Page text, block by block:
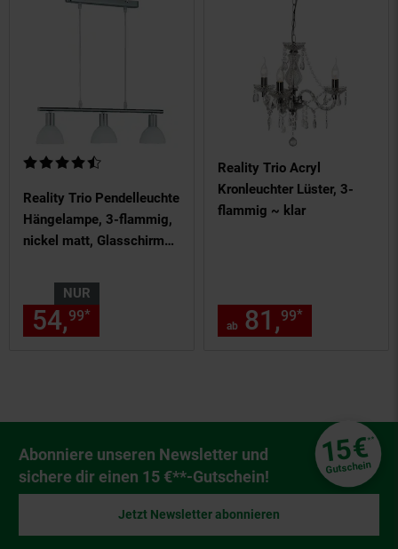
Reality Trio Pendelleuchte
Hängelampe, 3-flammig,
nickel matt, Glasschirm
Kundenbewertung: 4,67 von 5 Sternen
NUR
54,99* € Sternchen
Reality Trio Acryl
Kronleuchter Lüster, 3-
flammig ~ klar
ab 81,99*
Newsletter Anmeldung
Abonniere unseren Newsletter und
sichere dir einen 15 €**-Gutschein!
15€**
Gutschein
Jetzt Newsletter abonnieren